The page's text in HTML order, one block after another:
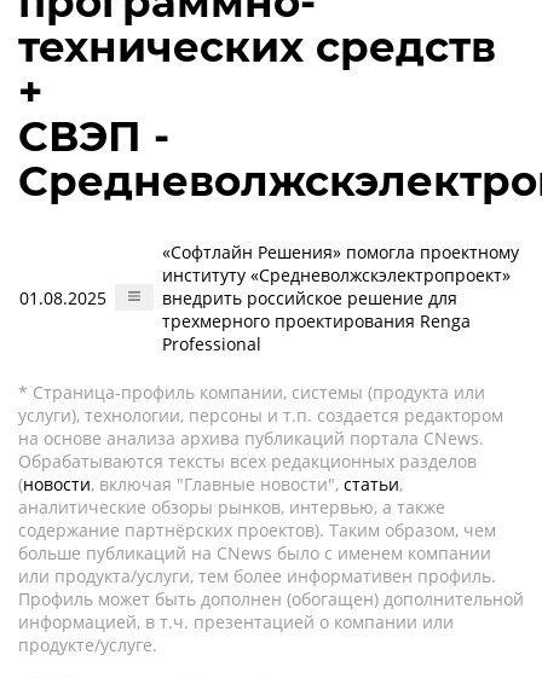
технических средств
+
СВЭП -
01.08.2025
«Софтлайн Решения» помогла проектному
институту «Средневолжскэлектропроект»
внедрить российское решение для
трехмерного проектирования Renga
Professional
* Страница-профиль компании, системы (продукта или
услуги), технологии, персоны и т.п. создается редактором
на основе анализа архива публикаций портала CNews.
Обрабатываются тексты всех редакционных разделов
(новости, включая "Главные новости", статьи,
аналитические обзоры рынков, интервью, а также
содержание партнёрских проектов). Таким образом, чем
больше публикаций на CNews было с именем компании
или продукта/услуги, тем более информативен профиль.
Профиль может быть дополнен (обогащен) дополнительной
информацией, в т.ч. презентацией о компании или
продукте/услуге.